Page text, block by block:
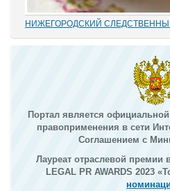
НИЖЕГОРОДСКИЙ
В этом деле «прекрасно» все: от
переписывание карандашиком на
положенного по УПК РФ закрытия
дела, до того, что по всем законам...
Портал является
правоприменения в сети
Соглашением с
Лауреат отраслевой премии
LEGAL PR AWARDS 2023